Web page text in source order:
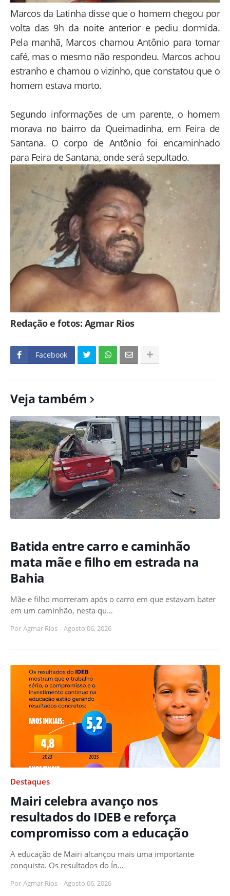
Marcos da Latinha disse que o homem chegou por
volta das 9h da noite anterior e pediu dormida.
Pela manhã, Marcos chamou Antônio para tomar
café, mas o mesmo não respondeu. Marcos achou
estranho e chamou o vizinho, que constatou que o
homem estava morto.
Segundo informações de um parente, o homem
morava no bairro da Queimadinha, em Feira de
Santana. O corpo de Antônio foi encaminhado
para Feira de Santana, onde será sepultado.
Redação e fotos: Agmar Rios
Facebook
Veja também
Batida entre carro e caminhão
mata mãe e filho em estrada na
Bahia
Mãe e filho morreram após o carro em que estavam bater
em um caminhão, nesta qu…
Por Agmar Rios - Agosto 06, 2026
Destaques
Mairi celebra avanço nos
resultados do IDEB e reforça
compromisso com a educação
A educação de Mairi alcançou mais uma importante
conquista. Os resultados do Ín…
Por Agmar Rios - Agosto 06, 2026